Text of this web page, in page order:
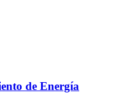
de Energía